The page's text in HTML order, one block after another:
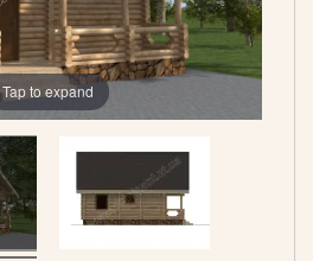
Tap to expand